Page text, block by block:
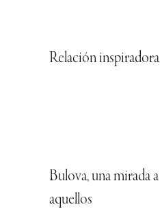
Relación inspiradora
Bulova, una mirada a
aquellos